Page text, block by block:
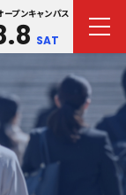
ープンキャンパス
SAT